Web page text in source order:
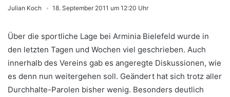
Julian Koch 18. September 2011 um 12:20 Uhr
Über die sportliche Lage bei Arminia Bielefeld wurde in
den letzten Tagen und Wochen viel geschrieben. Auch
innerhalb des Vereins gab es angeregte Diskussionen, wie
es denn nun weitergehen soll. Geändert hat sich trotz aller
Durchhalte-Parolen bisher wenig. Besonders deutlich